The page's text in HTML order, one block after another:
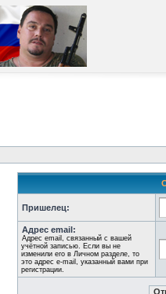
Пришелец:
Адрес email:
Адрес email, связанный с вашей
учётной записью. Если вы не
изменили его в Личном разделе, то
это адрес e-mail, указанный вами при
регистрации.